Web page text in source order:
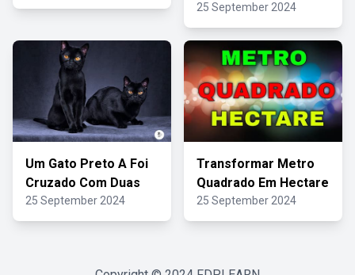
25 September 2024
Um Gato Preto A Foi
Cruzado Com Duas
25 September 2024
Transformar Metro
Quadrado Em Hectare
25 September 2024